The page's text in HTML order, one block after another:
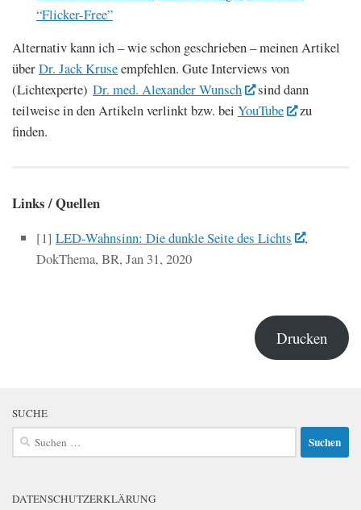
“Flicker-Free”
Alternativ kann ich – wie schon geschrieben – meinen Artikel
überDr. Jack Kruseempfehlen. Gute Interviews von
(Lichtexperte) Dr. med. Alexander Wunsch
sind dann
teilweise in den Artikeln verlinkt bzw. bei YouTube
zu
finden.
Links / Quellen
[1] LED-Wahnsinn: Die dunkle Seite des Lichts
,
DokThema, BR, Jan 31, 2020
Drucken
SUCHE
Suchen
nach:
DATENSCHUTZERKLÄRUNG